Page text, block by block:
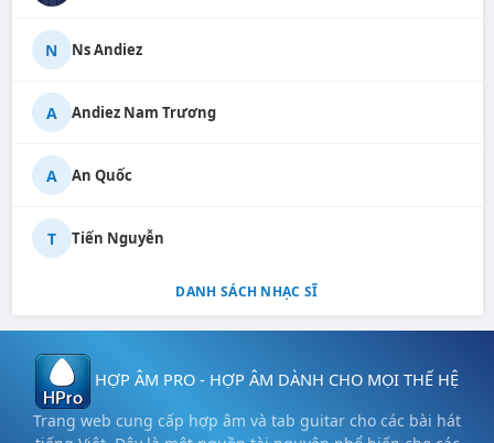
N Ns Andiez
A Andiez Nam Trương
A An Quốc
T Tiến Nguyễn
DANH SÁCH NHẠC SĨ
HỢP ÂM PRO - HỢP ÂM DÀNH CHO MỌI THẾ HỆ
Trang web cung cấp hợp âm và tab guitar cho các bài hát